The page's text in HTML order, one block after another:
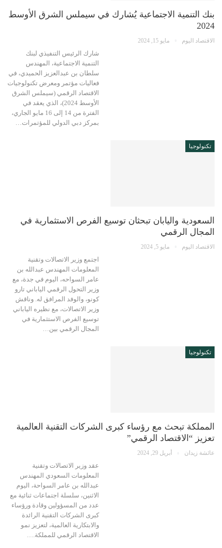
بنك التنمية الاجتماعية يُشارك في سيملس الشرق الأوسط
2024
الاقتصاد اليوم مايو 15, 2024
شارك الرئيس التنفيذي لبنك
التنمية الاجتماعية، المهندس
سلطان بن عبدالعزيز الحميدي، في
فعاليات مؤتمر ومعرض تكنولوجيات
الاقتصاد الرقمي (سيملس الشرق
الأوسط 2024)، الذي يعقد في
الفترة من 14 إلى 16 مايو الجاري،
بمركز دبي الدولي للمؤتمرات…
تكنولوجيا
السعودية واليابان تبحثان توسيع الفرص الاستثمارية في
المجال الرقمي
الاقتصاد اليوم مايو 5, 2024
اجتمع وزير الاتصالات وتقنية
المعلومات المهندس عبدالله بن
عامر السواحه، اليوم في جدة، مع
وزير التحول الرقمي الياباني تارو
كونو، والوفد المرافق له. وناقش
وزير الاتصالات، مع نظيره الياباني
توسيع الفرص الاستثمارية في
المجال الرقمي بين…
تكنولوجيا
المملكة تبحث مع رؤساء كبرى الشركات التقنية العالمية
تعزيز “الاقتصاد الرقمي”
عائشة زيدان أبريل 29, 2024
عقد وزير الاتصالات وتقنية
المعلومات السعودي المهندس
عبدالله بن عامر السواحة، اليوم
الاثنين، سلسلة اجتماعات ثنائية مع
عدد من المسؤولين وقادة ورؤساء
كبرى الشركات التقنية الرائدة
والابتكارية العالمية، لتعزيز نمو
الاقتصاد الرقمي للمملكة.…